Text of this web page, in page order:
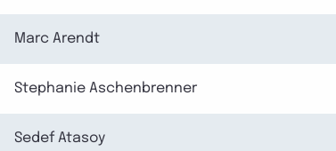
Marc Arendt
Stephanie Aschenbrenner
Sedef Atasoy